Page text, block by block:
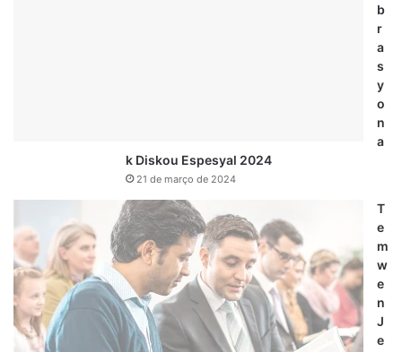
b
r
a
s
y
o
n
a
k Diskou Espesyal 2024
21 de março de 2024
T
e
m
w
e
n
J
e